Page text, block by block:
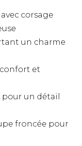
corsage
un charme
et
un détail
froncée pour